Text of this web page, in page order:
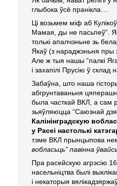
глыбока ўсё пранікла…
Ці возьмем міф аб
Мамая, ды не пасьпеў”.
толькі апалчэньне зь
Якаў (з нараджэньня пры
Але ж тыя нашы “палкі
і захапілі Прусію ў
Забаўна, што наша
абгрунтаваньня
была часткай ВКЛ, а сам
зьяўляюцца “Саюзнай
Калінінградскую
у Расеі настолькі
тэме ВКЛ прынцыпова
вобласьць” павінна
Пра расейскую агрэсію
насельніцтва былі
і некаторыя